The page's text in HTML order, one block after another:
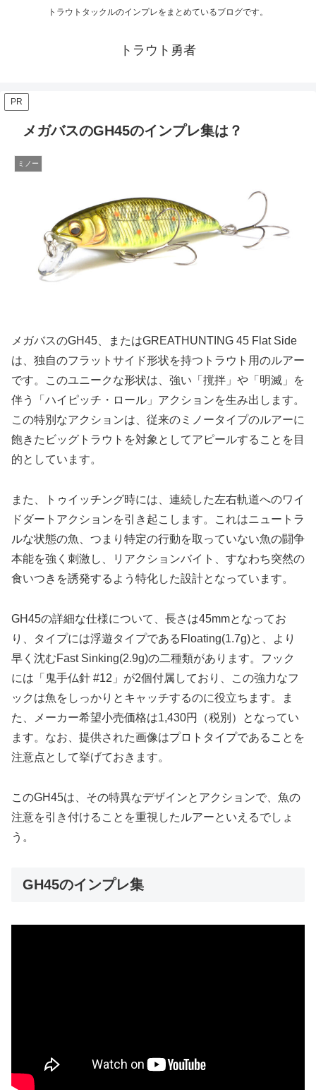
トラウトタックルのインプレをまとめているブログです。
トラウト勇者
PR
メガバスのGH45のインプレ集は？
ミノー
メガバスのGH45、またはGREATHUNTING 45 Flat Side
は、独自のフラットサイド形状を持つトラウト用のルアー
です。このユニークな形状は、強い「撹拌」や「明滅」を
伴う「ハイピッチ・ロール」アクションを生み出します。
この特別なアクションは、従来のミノータイプのルアーに
飽きたビッグトラウトを対象としてアピールすることを目
的としています。
また、トゥイッチング時には、連続した左右軌道へのワイ
ドダートアクションを引き起こします。これはニュートラ
ルな状態の魚、つまり特定の行動を取っていない魚の闘争
本能を強く刺激し、リアクションバイト、すなわち突然の
食いつきを誘発するよう特化した設計となっています。
GH45の詳細な仕様について、長さは45mmとなってお
り、タイプには浮遊タイプであるFloating(1.7g)と、より
早く沈むFast Sinking(2.9g)の二種類があります。フック
には「鬼手仏針 #12」が2個付属しており、この強力なフ
ックは魚をしっかりとキャッチするのに役立ちます。ま
た、メーカー希望小売価格は1,430円（税別）となってい
ます。なお、提供された画像はプロトタイプであることを
注意点として挙げておきます。
このGH45は、その特異なデザインとアクションで、魚の
注意を引き付けることを重視したルアーといえるでしょ
う。
GH45のインプレ集